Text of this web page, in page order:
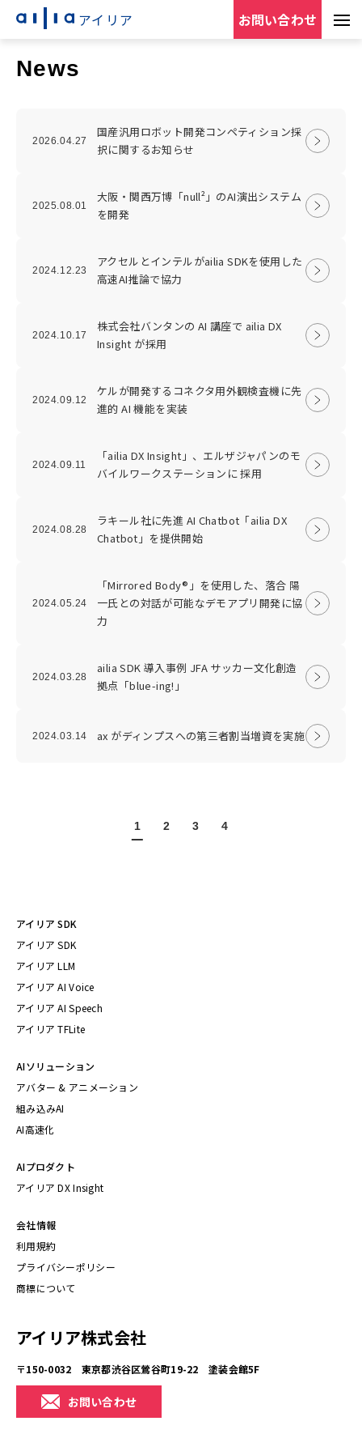
アイリア お問い合わせ
News
2026.04.27
国産汎用ロボット開発コンペティション採
択に関するお知らせ
2025.08.01
大阪・関西万博「null²」のAI演出システム
を開発
2024.12.23
アクセルとインテルがailia SDKを使用した
高速AI推論で協力
2024.10.17
株式会社バンタンの AI 講座で ailia DX
Insight が採用
2024.09.12
ケルが開発するコネクタ用外観検査機に先
進的 AI 機能を実装
2024.09.11
「ailia DX Insight」、エルザジャパンのモ
バイルワークステーションに 採用
2024.08.28
ラキール社に先進 AI Chatbot「ailia DX
Chatbot」を提供開始
2024.05.24
「Mirrored Body®」を使用した、落合 陽
一氏との対話が可能なデモアプリ開発に協
力
2024.03.28
ailia SDK 導入事例 JFA サッカー文化創造
拠点「blue-ing!」
2024.03.14 ax がディンプスへの第三者割当増資を実施
1 2 3 4
アイリア SDK
アイリア SDK
アイリア LLM
アイリア AI Voice
アイリア AI Speech
アイリア TFLite
AIソリューション
アバター & アニメーション
組み込みAI
AI高速化
AIプロダクト
アイリア DX Insight
会社情報
利用規約
プライバシーポリシー
商標について
アイリア株式会社
〒150-0032 東京都渋谷区鶯谷町19-22 塗装会館5F
お問い合わせ